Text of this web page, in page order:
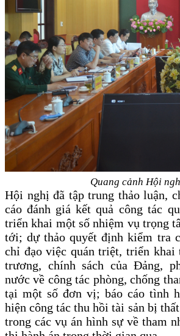
Quang cảnh Hội
Hội nghị đã tập trung thảo luận,
cáo đánh giá kết quả công tác
triển khai một số nhiệm vụ trọng
tới; dự thảo quyết định kiểm tra
chỉ đạo việc quán triệt, triển khai
trương, chính sách của Đảng,
nước về công tác phòng, chống
tại một số đơn vị; báo cáo tình
hiện công tác thu hồi tài sản bị
trong các vụ án hình sự về tham